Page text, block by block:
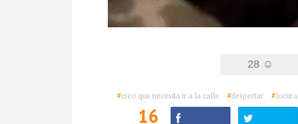
28 ☺
#creo que necesita ir a la calle #despertar #locura
16